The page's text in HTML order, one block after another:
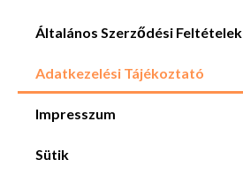
Általános Szerződési Feltételek
Adatkezelési Tájékoztató
Impresszum
Sütik